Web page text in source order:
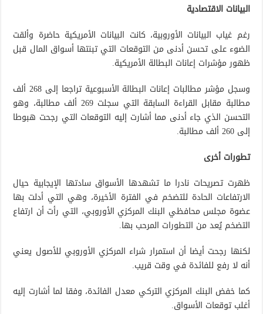
البيانات الاقتصادية
رغم غياب البيانات الأوروبية، كانت البيانات الأمريكية حاضرة وألقت
الضوء على تحسن أدنى من التوقعات التي تبنتها أسواق المال قبل
ظهور مؤشرات إعانات البطالة الأمريكية.
وسجل مؤشر مطالبات إعانات البطالة الأسبوعية تراجعا إلى 268 ألف
مطالبة مقابل القراءة السابقة التي سجلت 269 ألف مطالبة، وهو
التحسن الذي جاء أدنى مما أشارت إليه التوقعات التي رجحت هبوطا
إلى 260 ألف مطالبة.
تطورات أخرى
ظهرت تصريحات نادرا ما تشهدها الأسواق سادتها الإيجابية حيال
الارتفاعات الحادة للتضخم في الفترة الأخيرة، وهي التي أدلت بها
عضوة مجلس محافظي البنك المركزي الأوروبي، التي رأت أن ارتفاع
التضخم يُعد من التطورات المرحب بها.
لكنها رجحت أيضا أن استمرار شراء المركزي الأوروبي للأصول يعني
أنه لا رفع للفائدة في وقت قريب.
كما خفض البنك المركزي التركي معدل الفائدة، وفقا لما أشارت إليه
أغلب توقعات الأسواق.